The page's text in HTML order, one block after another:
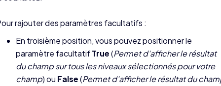
rajouter des paramètres facultatifs :
En troisième position, vous pouvez positionner le
paramètre facultatifTrue(Permet d'afficher le résultat
du champ sur tous les niveaux sélectionnés pour votre
champ) ou False(Permet d'afficher le résultat du